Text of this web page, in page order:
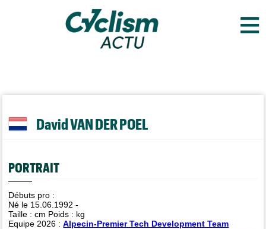
≡
David VAN DER POEL
PORTRAIT
Débuts pro :
Né le 15.06.1992 -
Taille :cm Poids : kg
Equipe 2026 :Alpecin-Premier Tech Development Team